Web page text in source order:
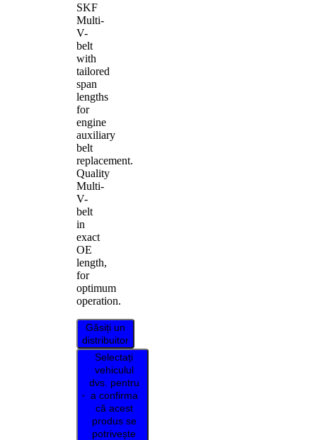
SKF
Multi-
V-
belt
with
tailored
span
lengths
for
engine
auxiliary
belt
replacement.
Quality
Multi-
V-
belt
in
exact
OE
length,
for
optimum
operation.
Găsiți un
distribuitor
Selectați
vehiculul
dvs. pentru
a confirma
că acest
produs se
potrivește